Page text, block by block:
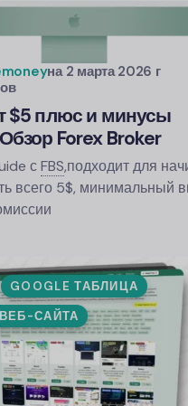
на 2 марта 2026 г
$5 плюс и минусы
Forex Broker
сFBS,подходит для
всего 5$, минимальный
GOOGLE ТАБЛИЦА
САЙТА